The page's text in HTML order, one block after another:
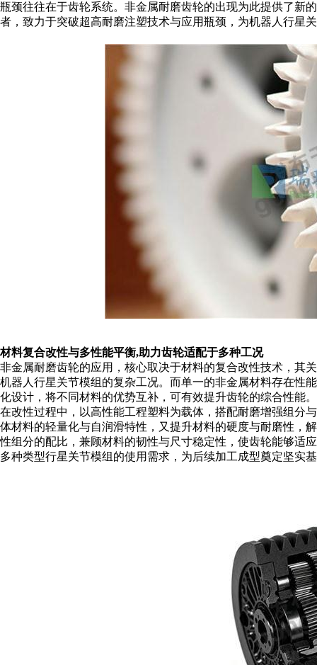
瓶颈往往在于齿轮系统。非金属耐磨齿轮的出现为此提供了新
者，致力于突破超高耐磨注塑技术与应用瓶颈，为机器人行星
材料复合改性与多性能平衡,助力齿轮适配于多种工况
非金属耐磨齿轮的应用 ，核心取决于材料的复合改性技术，其
机器人行星关节模组的复杂工况。 而单一的非金属材料存在性
化设计 ，将不同材料的优势互补，可有效提升齿轮的综合性能。
在改性过程中，以高性能工程塑料为载体 ，搭配耐磨增强组分
体材料的轻量化与自润滑特性，又提升材料的硬度与耐磨性，
性组分的配比，兼顾材料的韧性与尺寸稳定性，使齿轮能够适
多种类型行星关节模组的使用需求，为后续加工成型奠定坚实